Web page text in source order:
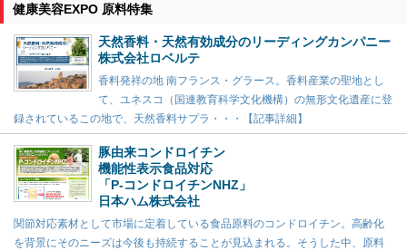
健康美容EXPO 原料特集
天然香料・天然有効成分のリーディングカンパニー
株式会社ロベルテ
香料発祥の地 南フランス・グラース。香料産業の聖地とし
て、ユネスコ（国連教育科学文化機構）の無形文化遺産に登
録されているこの地で、天然香料サプラ・・・【記事詳細】
豚由来コンドロイチン
機能性表示食品対応
「P-コンドロイチンNHZ」
日本ハム株式会社
関節対応素材として市場に定着している食品原料のコンドロイチン。高齢化
を背景にそのニーズは今後も持続することが見込まれる。そうした中、原料